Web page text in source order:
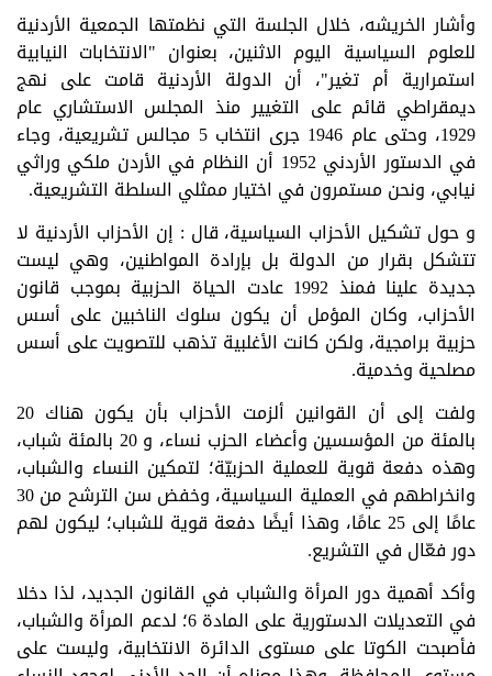
وأشار الخريشه، خلال الجلسة التي نظمتها الجمعية الأردنية
للعلوم السياسية اليوم الاثنين، بعنوان "الانتخابات النيابية
استمرارية أم تغير"، أن الدولة الأردنية قامت على نهج
ديمقراطي قائم على التغيير منذ المجلس الاستشاري عام
1929، وحتى عام 1946 جرى انتخاب 5 مجالس تشريعية، وجاء
في الدستور الأردني 1952 أن النظام في الأردن ملكي وراثي
نيابي، ونحن مستمرون في اختيار ممثلي السلطة التشريعية.
و حول تشكيل الأحزاب السياسية، قال : إن الأحزاب الأردنية لا
تتشكل بقرار من الدولة بل بإرادة المواطنين، وهي ليست
جديدة علينا فمنذ 1992 عادت الحياة الحزبية بموجب قانون
الأحزاب، وكان المؤمل أن يكون سلوك الناخبين على أسس
حزبية برامجية، ولكن كانت الأغلبية تذهب للتصويت على أسس
مصلحية وخدمية.
ولفت إلى أن القوانين ألزمت الأحزاب بأن يكون هناك 20
بالمئة من المؤسسين وأعضاء الحزب نساء، و 20 بالمئة شباب،
وهذه دفعة قوية للعملية الحزبيّة؛ لتمكين النساء والشباب،
وانخراطهم في العملية السياسية، وخفض سن الترشح من 30
عامًا إلى 25 عامًا، وهذا أيضًا دفعة قوية للشباب؛ ليكون لهم
دور فعّال في التشريع.
وأكد أهمية دور المرأة والشباب في القانون الجديد، لذا دخلا
في التعديلات الدستورية على المادة 6؛ لدعم المرأة والشباب،
فأصبحت الكوتا على مستوى الدائرة الانتخابية، وليست على